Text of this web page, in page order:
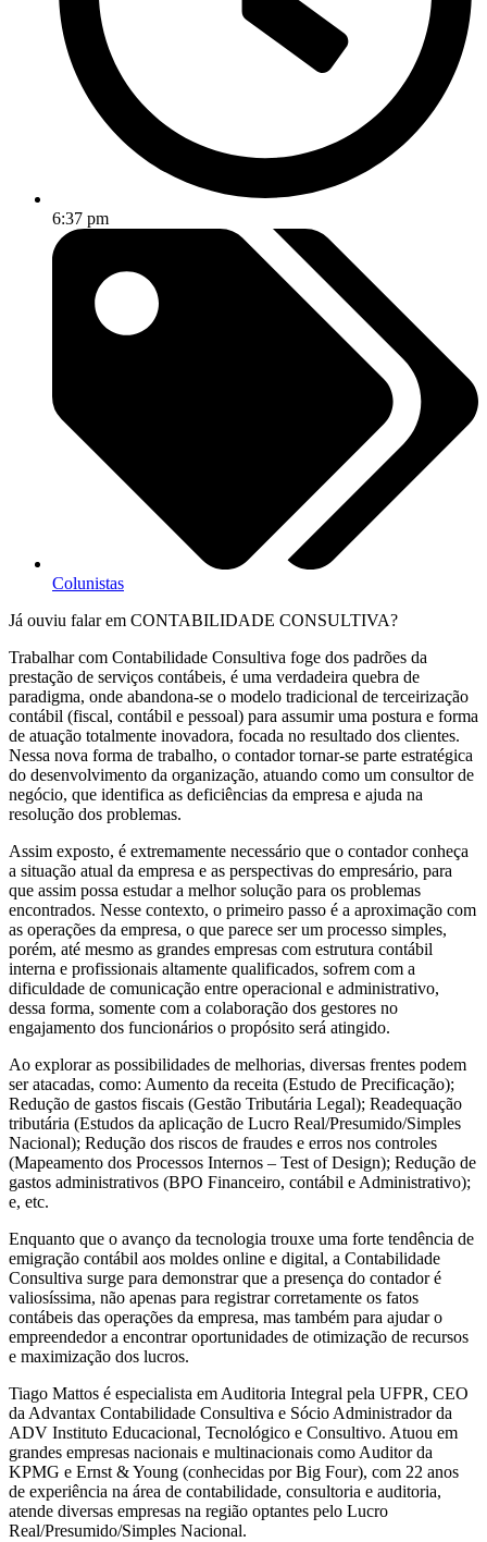
6:37 pm
Colunistas
Já ouviu falar em CONTABILIDADE CONSULTIVA?
Trabalhar com Contabilidade Consultiva foge dos padrões da
prestação de serviços contábeis, é uma verdadeira quebra de
paradigma, onde abandona-se o modelo tradicional de terceirização
contábil (fiscal, contábil e pessoal) para assumir uma postura e forma
de atuação totalmente inovadora, focada no resultado dos clientes.
Nessa nova forma de trabalho, o contador tornar-se parte estratégica
do desenvolvimento da organização, atuando como um consultor de
negócio, que identifica as deficiências da empresa e ajuda na
resolução dos problemas.
Assim exposto, é extremamente necessário que o contador conheça
a situação atual da empresa e as perspectivas do empresário, para
que assim possa estudar a melhor solução para os problemas
encontrados. Nesse contexto, o primeiro passo é a aproximação com
as operações da empresa, o que parece ser um processo simples,
porém, até mesmo as grandes empresas com estrutura contábil
interna e profissionais altamente qualificados, sofrem com a
dificuldade de comunicação entre operacional e administrativo,
dessa forma, somente com a colaboração dos gestores no
engajamento dos funcionários o propósito será atingido.
Ao explorar as possibilidades de melhorias, diversas frentes podem
ser atacadas, como: Aumento da receita (Estudo de Precificação);
Redução de gastos fiscais (Gestão Tributária Legal); Readequação
tributária (Estudos da aplicação de Lucro Real/Presumido/Simples
Nacional); Redução dos riscos de fraudes e erros nos controles
(Mapeamento dos Processos Internos – Test of Design); Redução de
gastos administrativos (BPO Financeiro, contábil e Administrativo);
e, etc.
Enquanto que o avanço da tecnologia trouxe uma forte tendência de
emigração contábil aos moldes online e digital, a Contabilidade
Consultiva surge para demonstrar que a presença do contador é
valiosíssima, não apenas para registrar corretamente os fatos
contábeis das operações da empresa, mas também para ajudar o
empreendedor a encontrar oportunidades de otimização de recursos
e maximização dos lucros.
Tiago Mattos é especialista em Auditoria Integral pela UFPR, CEO
da Advantax Contabilidade Consultiva e Sócio Administrador da
ADV Instituto Educacional, Tecnológico e Consultivo. Atuou em
grandes empresas nacionais e multinacionais como Auditor da
KPMG e Ernst & Young (conhecidas por Big Four), com 22 anos
de experiência na área de contabilidade, consultoria e auditoria,
atende diversas empresas na região optantes pelo Lucro
Real/Presumido/Simples Nacional.